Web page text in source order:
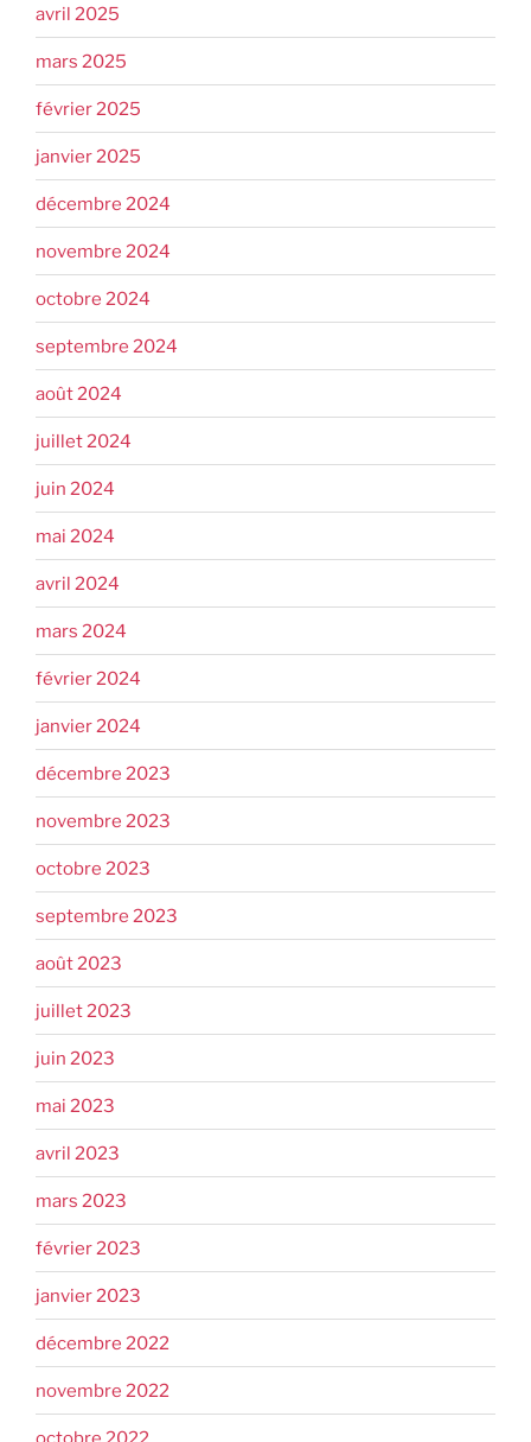
avril 2025
mars 2025
février 2025
janvier 2025
décembre 2024
novembre 2024
octobre 2024
septembre 2024
août 2024
juillet 2024
juin 2024
mai 2024
avril 2024
mars 2024
février 2024
janvier 2024
décembre 2023
novembre 2023
octobre 2023
septembre 2023
août 2023
juillet 2023
juin 2023
mai 2023
avril 2023
mars 2023
février 2023
janvier 2023
décembre 2022
novembre 2022